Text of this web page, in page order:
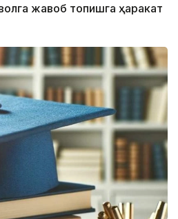
жавоб топишга ҳаракат